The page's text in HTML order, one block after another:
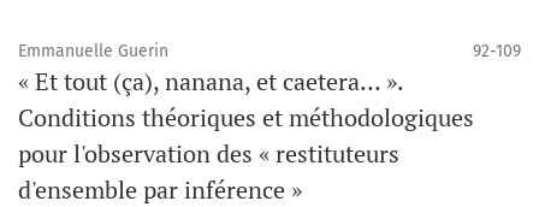
Emmanuelle Guerin 92-109
« Et tout (ça), nanana, et caetera… ».
Conditions théoriques et méthodologiques
pour l'observation des « restituteurs
d'ensemble par inférence »